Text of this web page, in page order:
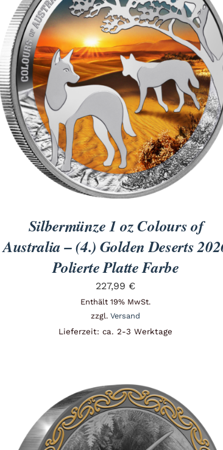
Titan
Messing
Niob
Nickel
Aluminium
Silbermünze 1 oz Colours of
Australia – (4.) Golden Deserts
Polierte Platte Farbe
227,99 €
Enthält 19% MwSt.
zzgl.Versand
Lieferzeit: ca. 2-3 Werktage